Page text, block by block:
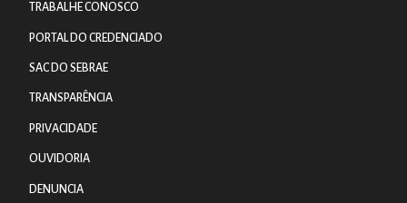
TRABALHE CONOSCO
PORTAL DO CREDENCIADO
SAC DO SEBRAE
TRANSPARÊNCIA
PRIVACIDADE
OUVIDORIA
DENUNCIA